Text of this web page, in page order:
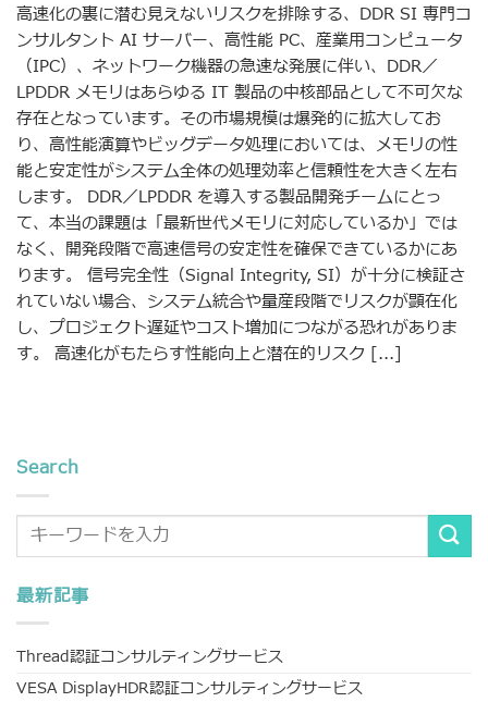
高速化の裏に潜む見えないリスクを排除する、DDR SI 専門コ
ンサルタント AI サーバー、高性能 PC、産業用コンピュータ
（IPC）、ネットワーク機器の急速な発展に伴い、DDR／
LPDDR メモリはあらゆる IT 製品の中核部品として不可欠な
存在となっています。その市場規模は爆発的に拡大してお
り、高性能演算やビッグデータ処理においては、メモリの性
能と安定性がシステム全体の処理効率と信頼性を大きく左右
します。 DDR／LPDDR を導入する製品開発チームにとっ
て、本当の課題は「最新世代メモリに対応しているか」では
なく、開発段階で高速信号の安定性を確保できているかにあ
ります。 信号完全性（Signal Integrity, SI）が十分に検証さ
れていない場合、システム統合や量産段階でリスクが顕在化
し、プロジェクト遅延やコスト増加につながる恐れがありま
す。 高速化がもたらす性能向上と潜在的リスク [...]
Search
最新記事
Thread認証コンサルティングサービス
VESA DisplayHDR認証コンサルティングサービス